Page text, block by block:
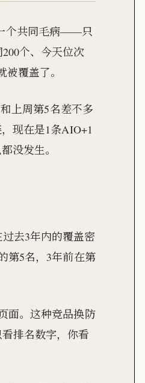
个共同毛病——只
个、今天位次
覆盖了。
上周第5名差不多
现在是1条AIO+1
没发生。
过去3年内的覆盖密
第5名，3年前在第
面。这种竞品换防
排名数字，你看